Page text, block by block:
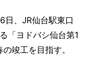
日、JR仙台駅東口
「ヨドバシ仙台第1
竣工を目指す。